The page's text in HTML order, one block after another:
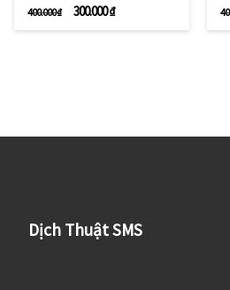
400.000₫ Giá gốc là: 400.000 ₫.
300.000₫ Giá hiện tại là:
Dịch Thuật SMS